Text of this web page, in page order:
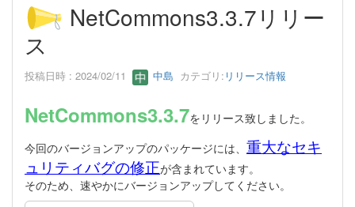
NetCommons3.3.7リリー
ス
投稿日時 : 2024/02/11 中島 カテゴリ: リリース情報
NetCommons3.3.7をリリース致しました。
今回のバージョンアップのパッケージには、 重大なセキ
ュリティバグの修正が含まれています。
そのため、速やかにバージョンアップしてください。